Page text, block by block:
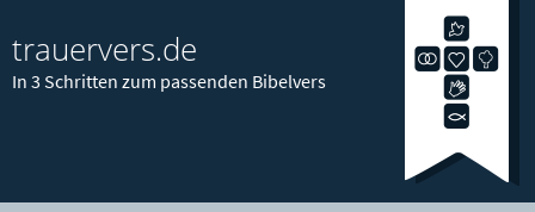
trauervers.de
In 3 Schritten zum passenden Bibelvers